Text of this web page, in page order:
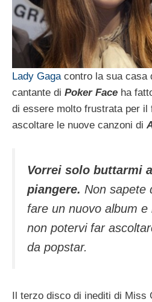
Lady Gaga contro la sua casa
cantante di Poker Face ha
di essere molto frustrata per il
ascoltare le nuove canzoni di
Vorrei solo buttarmi
piangere. Non sapete
fare un nuovo album
non potervi far
da popstar.
Il terzo disco di inediti di Miss